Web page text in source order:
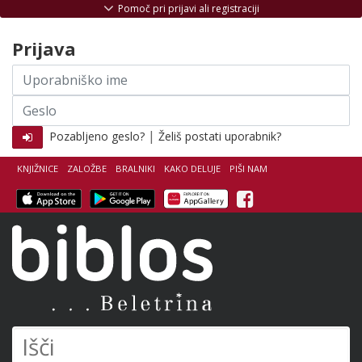
KNJIŽNICE ZALOŽBE BRALNIKI KAKO DELUJE PIŠI NAM
Facebook
Pomoč pri prijavi ali registraciji
Prijava
Uporabniško
ime
Geslo
Pozabljeno geslo? | Želiš postati uporabnik?